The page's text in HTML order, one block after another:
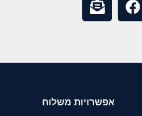
אפשרויות משלוח